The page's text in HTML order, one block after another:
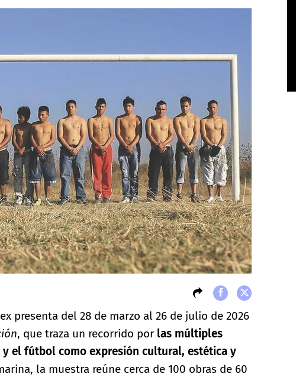
presenta del 28 de marzo al 26 de julio de 2026
, que traza un recorrido por las múltiples
el fútbol como expresión cultural, estética y
la muestra reúne cerca de 100 obras de 60